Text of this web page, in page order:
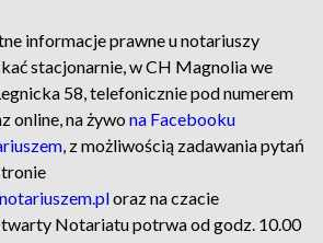
informacje prawne u notariuszy
stacjonarnie, w CH Magnolia we
58, telefonicznie pod numerem
online, na żywo na Facebooku
, z możliwością zadawania pytań
oraz na czacie
Notariatu potrwa od godz. 10.00